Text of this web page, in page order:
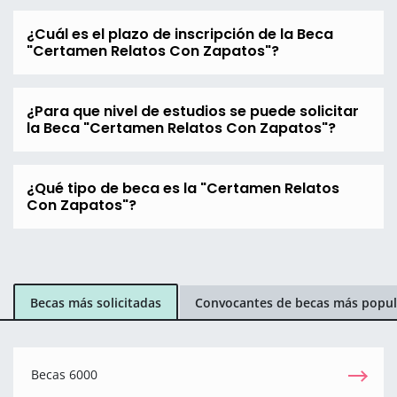
¿Cuál es el plazo de inscripción de la Beca
"Certamen Relatos Con Zapatos"?
¿Para que nivel de estudios se puede solicitar
la Beca "Certamen Relatos Con Zapatos"?
¿Qué tipo de beca es la "Certamen Relatos
Con Zapatos"?
Becas más solicitadas Convocantes de becas más
Becas 6000